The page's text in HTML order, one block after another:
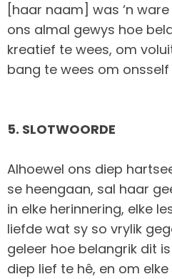
[haar naam] was ‘n
ons almal gewys hoe
kreatief te wees, om
bang te wees om onsself
5. SLOTWOORDE
Alhoewel ons diep
se heengaan, sal haar
in elke herinnering, elke
liefde wat sy so vrylik
geleer hoe belangrik dit
diep lief te hê, en om